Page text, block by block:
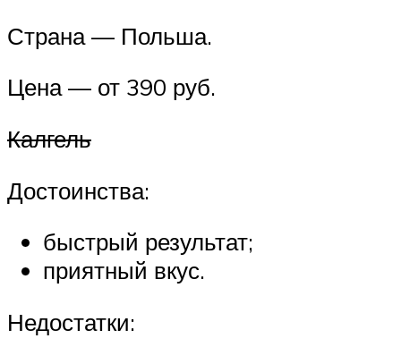
Страна — Польша.
Цена — от 390 руб.
Калгель
Достоинства:
быстрый результат;
приятный вкус.
Недостатки: